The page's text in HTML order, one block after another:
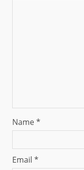
Name*
Email *